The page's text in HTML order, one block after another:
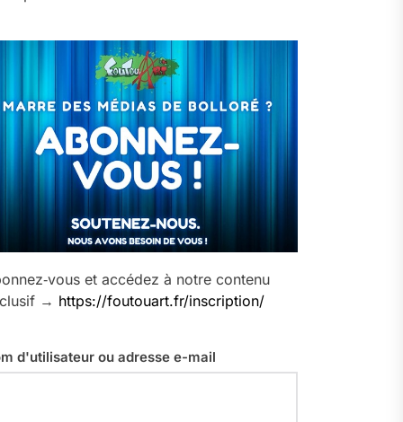
et accédez à notre contenu
→ https://foutouart.fr/inscription/
d'utilisateur ou adresse e-mail